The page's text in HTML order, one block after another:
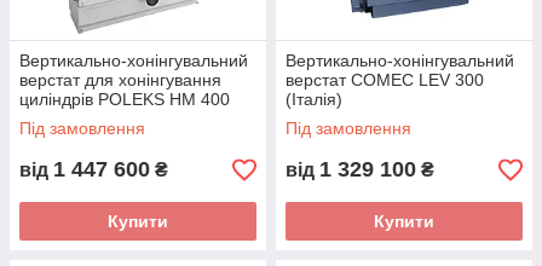
Вертикально-хонінгувальний
верстат для хонінгування
циліндрів POLEKS HM 400
(Туреччина) з ходом столу
1000 мм
Під замовлення
від 1 447 600 ₴
Купити
Вертикально-хонінгувальний
верстат COMEC LEV 300
(Італія)
Під замовлення
від 1 329 100 ₴
Купити